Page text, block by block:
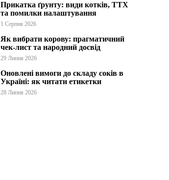
Прикатка ґрунту: види котків, ТТХ
та помилки налаштування
1 Серпня 2026
Як вибрати корову: прагматичний
чек-лист та народний досвід
29 Липня 2026
Оновлені вимоги до складу соків в
Україні: як читати етикетки
28 Липня 2026